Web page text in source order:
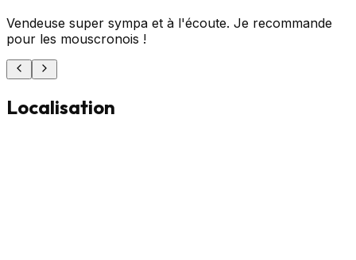
Vendeuse super sympa et à l'écoute. Je recommande
pour les mouscronois !
Localisation